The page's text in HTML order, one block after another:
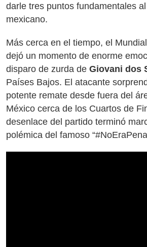
darle tres puntos fundamentales
mexicano.
Más cerca en el tiempo, el
dejó un momento de enorme
disparo de zurda de Giovani dos
Países Bajos. El atacante
potente remate desde fuera del
México cerca de los Cuartos de
desenlace del partido terminó
polémica del famoso